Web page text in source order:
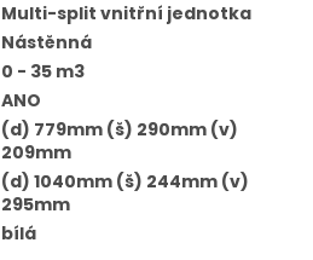
Multi-split vnitřní jednotka
Nástěnná
0 - 35 m3
ANO
(d) 779mm (š) 290mm (v)
209mm
(d) 1040mm (š) 244mm (v)
295mm
bílá